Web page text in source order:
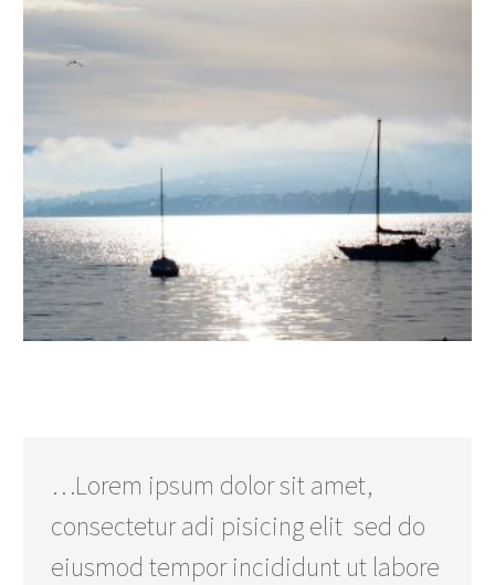
…Lorem ipsum dolor sit amet,
consectetur adi pisicing elit sed do
eiusmod tempor incididunt ut labore